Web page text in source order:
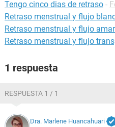
Tengo cinco dias de retraso -
Retraso menstrual y flujo
Retraso menstrual y flujo
Retraso menstrual y flujo
1 respuesta
RESPUESTA 1 / 1
Dra. Marlene Huancahuari